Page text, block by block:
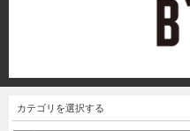
カテゴリを選択する